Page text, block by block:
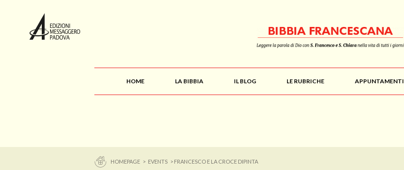
HOME LA BIBBIA IL BLOG LE RUBRICHE APPUNTAMENTI
HOMEPAGE > EVENTS > FRANCESCO E LA CROCE DIPINTA